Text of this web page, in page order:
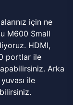
için ne
M600 Small
HDMI,
portlar ile
Arka
ile